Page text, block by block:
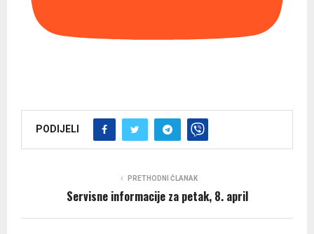
PODIJELI
PRETHODNI ČLANAK
Servisne informacije za petak, 8. april